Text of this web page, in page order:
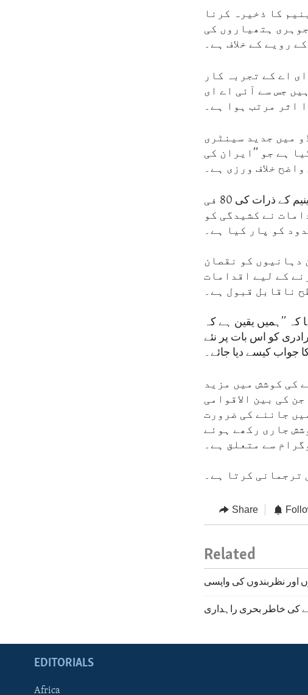
تک افزودہ یورینیم کا ذخیرہ کرنا
ہتھیاروں کی
رویے کے خلاف ہے۔
اے کے تجربہ کار
جس سے آئی اے ای
اثر مرتب ہوا ہے۔
پابندی لگانے کا اقدام 2023 میں فورڈو میں جدید سینٹری
ہے جو ’’ایران کی
خلاف ورزی ہے۔
وہ توجہ دلاتی ہیں کہ اس اقدام سے قبل ایجنسی کو فورڈو میں یورینیم کے ذرات کی 80 فی
نے کشیدگی کو
کو پار کیا ہے۔
دہانیوں کو نقصان
کے لیے اقدامات
ناقابل قبول ہے۔
کہ ’’ہمیں یقین ہے کہ
کو اس بات پر نئے
کیسے دیا جائے۔
کی کوشش میں مزید
کی بین الاقوامی
جاننے کی ضرورت
جاری رکھے ہوئے
سے متعلق ہے۔
ترجمانی کرتا ہے۔
Share
Related
اور نظربندوں کی واپسی
کی خاطر بحری راہداری
EDITORIALS
Africa